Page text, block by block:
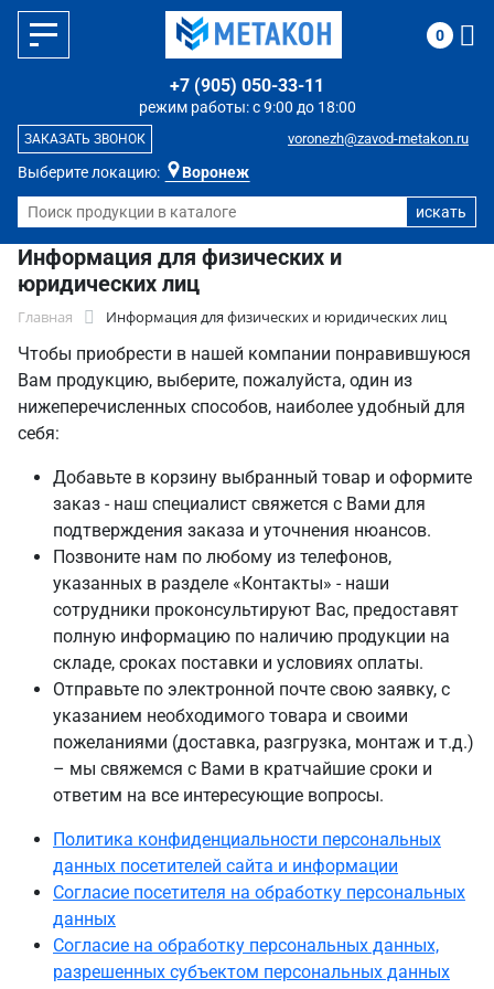
Выберите локацию: Воронеж
режим работы: с 9:00 до 18:00
+7 (905) 050-33-11
voronezh@zavod-metakon.ru
ЗАКАЗАТЬ ЗВОНОК
0
Информация для физических и
юридических лиц
Главная Информация для физических и юридических лиц
Чтобы приобрести в нашей компании понравившуюся
Вам продукцию, выберите, пожалуйста, один из
нижеперечисленных способов, наиболее удобный для
себя:
Добавьте в корзину выбранный товар и оформите
заказ - наш специалист свяжется с Вами для
подтверждения заказа и уточнения нюансов.
Позвоните нам по любому из телефонов,
указанных в разделе «Контакты» - наши
сотрудники проконсультируют Вас, предоставят
полную информацию по наличию продукции на
складе, сроках поставки и условиях оплаты.
Отправьте по электронной почте свою заявку, с
указанием необходимого товара и своими
пожеланиями (доставка, разгрузка, монтаж и т.д.)
– мы свяжемся с Вами в кратчайшие сроки и
ответим на все интересующие вопросы.
Политика конфиденциальности персональных
данных посетителей сайта и информации
Согласие посетителя на обработку персональных
данных
Согласие на обработку персональных данных,
разрешенных субъектом персональных данных